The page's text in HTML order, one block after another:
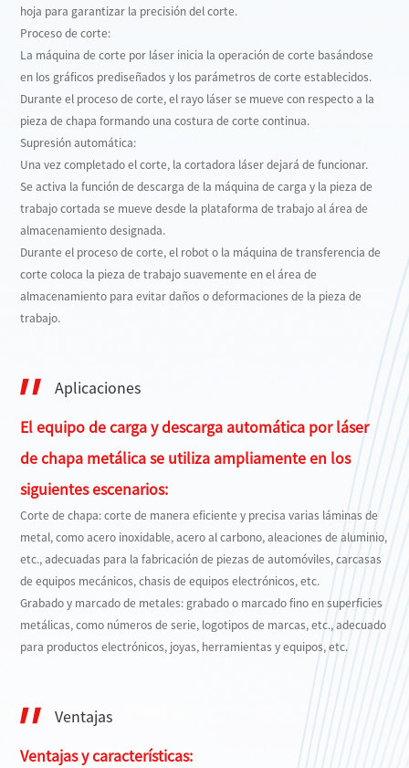
hoja para garantizar la precisión del corte.
Proceso de corte:
La máquina de corte por láser inicia la operación de corte basándose
en los gráficos prediseñados y los parámetros de corte establecidos.
Durante el proceso de corte, el rayo láser se mueve con respecto a la
pieza de chapa formando una costura de corte continua.
Supresión automática:
Una vez completado el corte, la cortadora láser dejará de funcionar.
Se activa la función de descarga de la máquina de carga y la pieza de
trabajo cortada se mueve desde la plataforma de trabajo al área de
almacenamiento designada.
Durante el proceso de corte, el robot o la máquina de transferencia de
corte coloca la pieza de trabajo suavemente en el área de
almacenamiento para evitar daños o deformaciones de la pieza de
trabajo.
Aplicaciones
El equipo de carga y descarga automática por láser
de chapa metálica se utiliza ampliamente en los
siguientes escenarios:
Corte de chapa: corte de manera eficiente y precisa varias láminas de
metal, como acero inoxidable, acero al carbono, aleaciones de aluminio,
etc., adecuadas para la fabricación de piezas de automóviles, carcasas
de equipos mecánicos, chasis de equipos electrónicos, etc.
Grabado y marcado de metales: grabado o marcado fino en superficies
metálicas, como números de serie, logotipos de marcas, etc., adecuado
para productos electrónicos, joyas, herramientas y equipos, etc.
Ventajas
Ventajas y características: